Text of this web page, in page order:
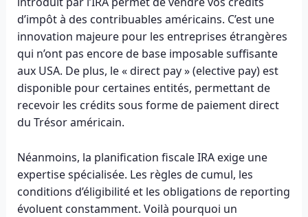
d’impôt à des contribuables américains. C’est une
innovation majeure pour les entreprises étrangères
qui n’ont pas encore de base imposable suffisante
aux USA. De plus, le « direct pay » (elective pay) est
disponible pour certaines entités, permettant de
recevoir les crédits sous forme de paiement direct
du Trésor américain.
Néanmoins, la planification fiscale IRA exige une
expertise spécialisée. Les règles de cumul, les
conditions d’éligibilité et les obligations de reporting
évoluent constamment. Voilà pourquoi un